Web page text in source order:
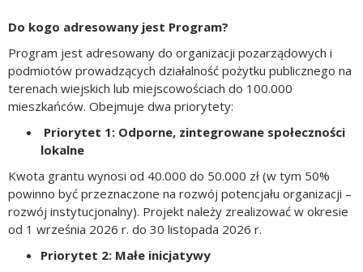
Do kogo adresowany jest Program?
Program jest adresowany do organizacji pozarządowych i
podmiotów prowadzących działalność pożytku publicznego na
terenach wiejskich lub miejscowościach do 100.000
mieszkańców. Obejmuje dwa priorytety:
Priorytet 1: Odporne, zintegrowane społeczności
lokalne
Kwota grantu wynosi od 40.000 do 50.000 zł (w tym 50%
powinno być przeznaczone na rozwój potencjału organizacji –
rozwój instytucjonalny). Projekt należy zrealizować w okresie
od 1 września 2026 r. do 30 listopada 2026 r.
Priorytet 2: Małe inicjatywy